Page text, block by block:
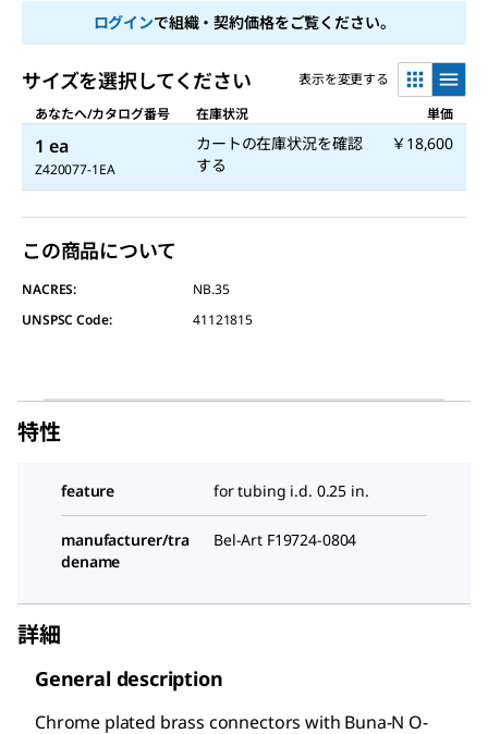
ログインで組織・契約価格をご覧ください。
サイズを選択してください
表示を変更する
あなたへ/カタログ番号
在庫状況 単価
1 ea
Z420077-1EA
カートの在庫状況を確認
する
￥18,600
この商品について
NACRES:
NB.35
UNSPSC Code:
41121815
特性
feature for tubing i.d. 0.25 in.
manufacturer/tra
dename
Bel-Art F19724-0804
詳細
General description
Chrome plated brass connectors with Buna-N O-